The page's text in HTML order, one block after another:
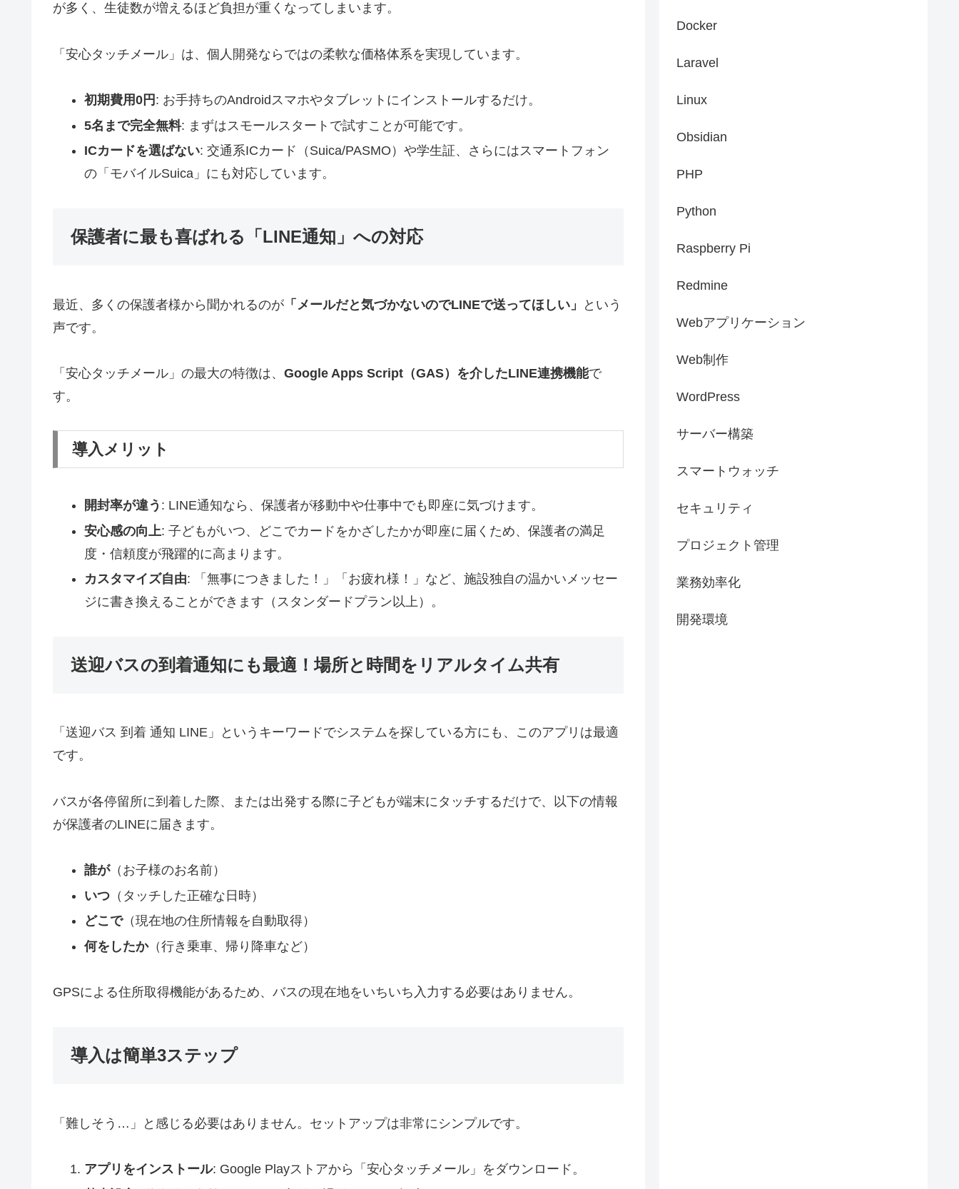
が多く、生徒数が増えるほど負担が重くなってしまいます。
「安心タッチメール」は、個人開発ならではの柔軟な価格体系を実現しています。
初期費用0円 : お手持ちのAndroidスマホやタブレットにインストールするだけ。
5名まで完全無料: まずはスモールスタートで試すことが可能です。
ICカードを選ばない: 交通系ICカード（Suica/PASMO）や学生証、さらにはスマートフォン
の「モバイルSuica」にも対応しています。
保護者に最も喜ばれる「LINE通知」への対応
最近、多くの保護者様から聞かれるのが 「メールだと気づかないのでLINEで送ってほしい」
という
声です。
「安心タッチメール」の最大の特徴は、 Google Apps Script（GAS）を介したLINE連携機能で
す。
導入メリット
開封率が違う : LINE通知なら、保護者が移動中や仕事中でも即座に気づけます。
安心感の向上: 子どもがいつ、どこでカードをかざしたかが即座に届くため、保護者の満足
度・信頼度が飛躍的に高まります。
カスタマイズ自由: 「無事につきました！」「お疲れ様！」など、施設独自の温かいメッセー
ジに書き換えることができます（スタンダードプラン以上）。
送迎バスの到着通知にも最適！場所と時間をリアルタイム共有
「送迎バス 到着 通知 LINE」というキーワードでシステムを探している方にも、このアプリは最適
です。
バスが各停留所に到着した際、または出発する際に子どもが端末にタッチするだけで、以下の情報
が保護者のLINEに届きます。
誰が（お子様のお名前）
いつ（タッチした正確な日時）
どこで（現在地の住所情報を自動取得）
何をしたか（行き乗車、帰り降車など）
GPSによる住所取得機能があるため、バスの現在地をいちいち入力する必要はありません。
導入は簡単3ステップ
「難しそう…」と感じる必要はありません。セットアップは非常にシンプルです。
アプリをインストール: Google Playストアから「安心タッチメール」をダウンロード。
Docker
Laravel
Linux
Obsidian
PHP
Python
Raspberry Pi
Redmine
Webアプリケーション
Web制作
WordPress
サーバー構築
スマートウォッチ
セキュリティ
プロジェクト管理
業務効率化
開発環境